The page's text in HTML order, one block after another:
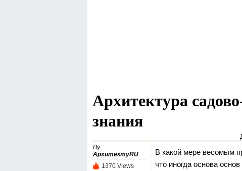
Архитектура
знания
By
АрхитектуRU
1370 Views
В какой мере весомым
что иногда основа